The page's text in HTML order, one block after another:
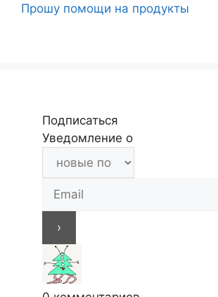
Прошу помощи на продукты
Подписаться
Уведомление о